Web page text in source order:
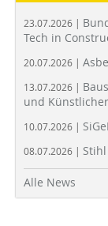
23.07.2026 |
Tech in
20.07.2026 |
13.07.2026 |
und
10.07.2026 |
08.07.2026 |
Alle News